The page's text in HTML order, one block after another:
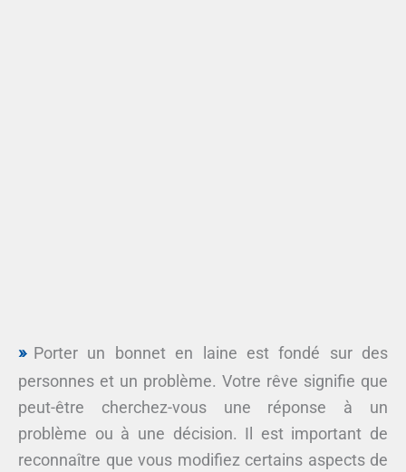
Porter un bonnet en laine est fondé sur des
personnes et un problème. Votre rêve signifie que
peut-être cherchez-vous une réponse à un
problème ou à une décision. Il est important de
reconnaître que vous modifiez certains aspects de